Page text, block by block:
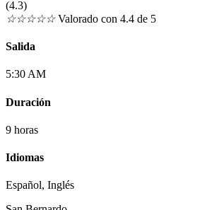
(4.3)
☆☆☆☆☆ Valorado con 4.4 de 5
Salida
5:30 AM
Duración
9 horas
Idiomas
Español, Inglés